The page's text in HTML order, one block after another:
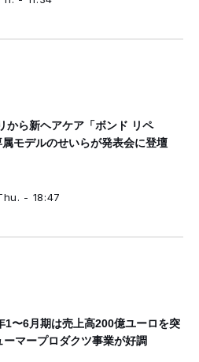
から新ヘアケア「ボンド リペ
モデルのせいらが発表会に登壇
- 18:47
1〜6月期は売上高200億ユーロを突
マープロダクツ事業が好調